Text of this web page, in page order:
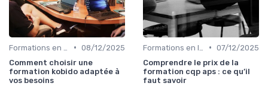
• 08/12/2025
Comment choisir une
formation kobido adaptée à
vos besoins
• 07/12/2025
Comprendre le prix de la
formation cqp aps : ce qu’il
faut savoir